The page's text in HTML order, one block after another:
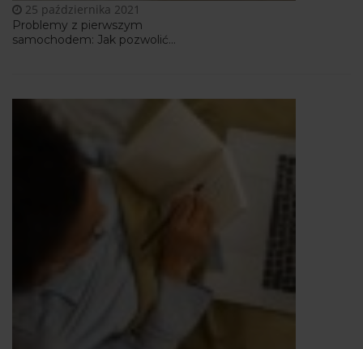
Problemy z pierwszym
samochodem: Jak pozwolić...
25 października 2021